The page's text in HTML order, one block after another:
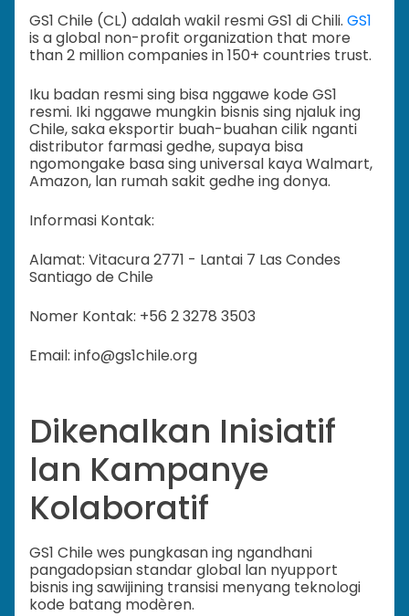
GS1 Chile (CL) adalah wakil resmi GS1 di Chili. GS1
is a global non-profit organization that more
than 2 million companies in 150+ countries trust.
Iku badan resmi sing bisa nggawe kode GS1
resmi. Iki nggawe mungkin bisnis sing njaluk ing
Chile, saka eksportir buah-buahan cilik nganti
distributor farmasi gedhe, supaya bisa
ngomongake basa sing universal kaya Walmart,
Amazon, lan rumah sakit gedhe ing donya.
Informasi Kontak:
Alamat: Vitacura 2771 - Lantai 7 Las Condes
Santiago de Chile
Nomer Kontak: +56 2 3278 3503
Email: info@gs1chile.org
Dikenalkan Inisiatif
lan Kampanye
Kolaboratif
GS1 Chile wes pungkasan ing ngandhani
pangadopsian standar global lan nyupport
bisnis ing sawijining transisi menyang teknologi
kode batang modèren.